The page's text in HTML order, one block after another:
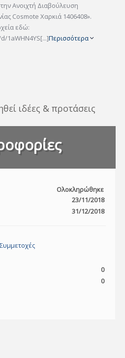
Ανοιχτή Διαβούλευση
Cosmote Χαρκιά 1406408».
εδώ:
1aWHN4YS[...]Περισσότερα
ιδέες & προτάσεις
Ολοκληρώθηκε
23/11/2018
31/12/2018
Συμμετοχές
0
0